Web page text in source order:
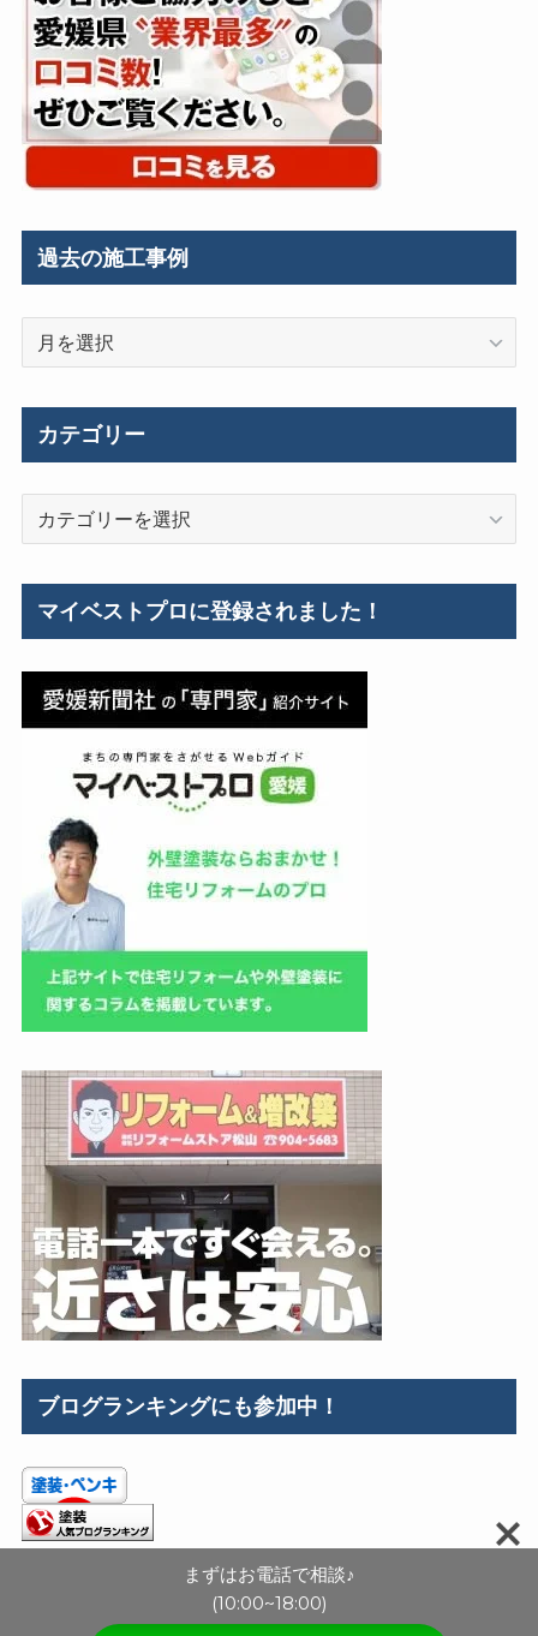
過去の施工事例
カテゴリー
マイベストプロに登録されました！
ブログランキングにも参加中！
まずはお電話で相談♪
(10:00~18:00)